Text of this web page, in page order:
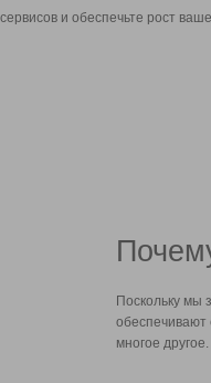
и обеспечьте рост
Поскольку мы
обеспечивают
многое другое.